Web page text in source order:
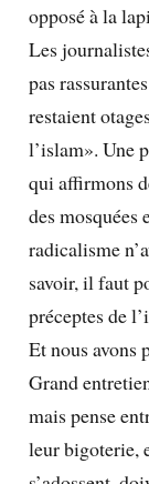
opposé à la
Les
pas
restaient
l’islam». Une
qui affirmons
des
radicalisme
savoir, il faut
préceptes de
Et nous avons
Grand
mais pense
leur bigoterie,